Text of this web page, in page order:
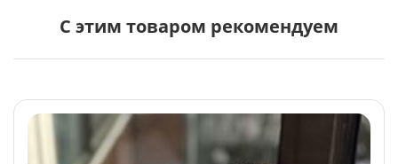
С этим товаром рекомендуем